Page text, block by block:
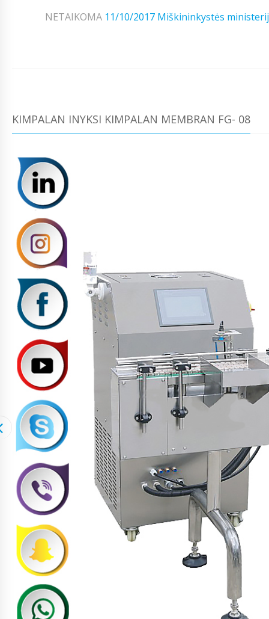
NETAIKOMA 11/10/2017 Miškininkystės
KIMPALAN INYKSI KIMPALAN MEMBRAN FG- 08